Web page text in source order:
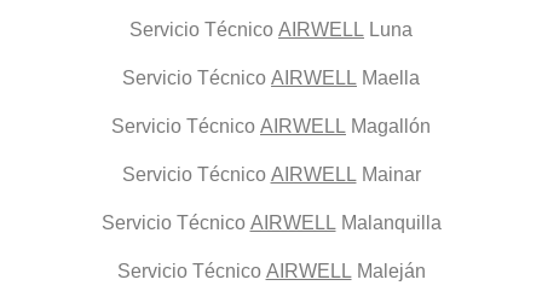
Servicio Técnico AIRWELL Luna
Servicio Técnico AIRWELL Maella
Servicio Técnico AIRWELL Magallón
Servicio Técnico AIRWELLMainar
Servicio Técnico AIRWELLMalanquilla
Servicio Técnico AIRWELLMaleján